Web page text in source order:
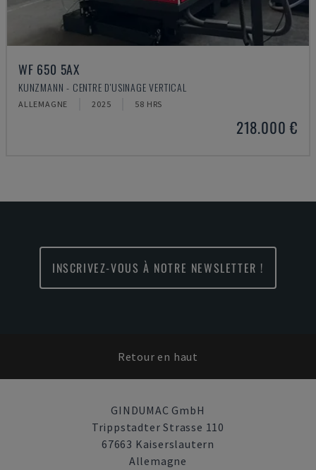
WF 650 5AX
KUNZMANN - CENTRE D'USINAGE VERTICAL
ALLEMAGNE 2025 58 HRS
218.000 €
INSCRIVEZ-VOUS À NOTRE NEWSLETTER !
Retour en haut
GINDUMAC GmbH
Trippstadter Strasse 110
67663 Kaiserslautern
Allemagne